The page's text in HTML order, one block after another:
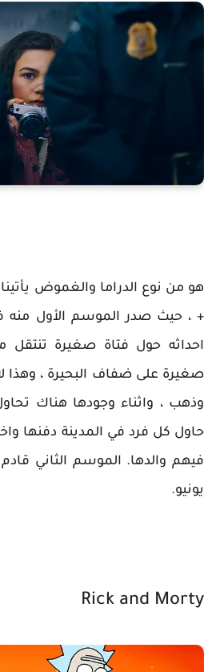
احداثه حول فتاة صغيرة تنتقل
صغيرة على ضفاف البحيرة ، وهذا
وذهب ، واثناء وجودها هناك
حاول كل فرد في المدينة دفنها
يونيو.
Rick and Morty